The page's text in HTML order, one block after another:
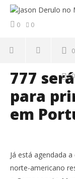
0 0
0
0
777
para
em
Já está agendada
norte-americano